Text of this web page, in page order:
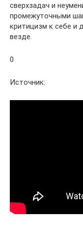
сверхзадач и
промежуточными
критицизм к себе и
везде.
0
Источник: